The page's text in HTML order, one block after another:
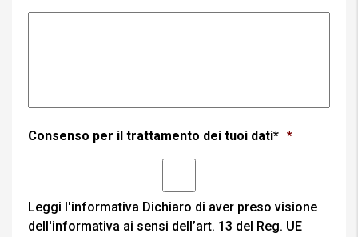
Consenso per il trattamento dei tuoi dati* *
Leggi l'informativa Dichiaro di aver preso visione
dell'informativa ai sensi dell’art. 13 del Reg. UE